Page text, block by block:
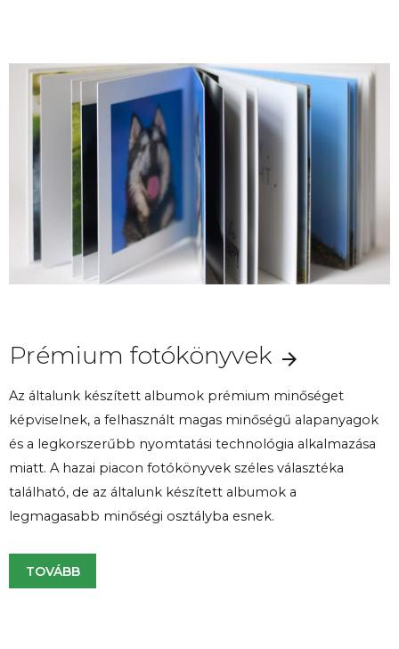
Prémium fotókönyvek
Az általunk készített albumok prémium minőséget
képviselnek, a felhasznált magas minőségű alapanyagok
és a legkorszerűbb nyomtatási technológia alkalmazása
miatt. A hazai piacon fotókönyvek széles választéka
található, de az általunk készített albumok a
legmagasabb minőségi osztályba esnek.
TOVÁBB